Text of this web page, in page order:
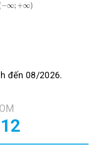
đến 08/2026.